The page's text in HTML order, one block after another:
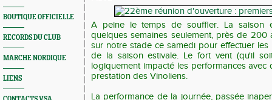
BOUTIQUE OFFICIELLE
RECORDS DU CLUB
MARCHE NORDIQUE
LIENS
A peine le temps de souffler. La saison
quelques semaines seulement, près de 200
sur notre stade ce samedi pour effectuer
de la saison estivale. Le fort vent (qu'il
logiquement impacté les performances avec
prestation des Vinoliens.
La performance de la journée, passée